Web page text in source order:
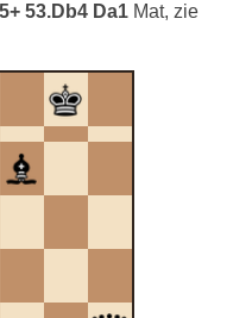
53.Db4 Da1 Mat, zie